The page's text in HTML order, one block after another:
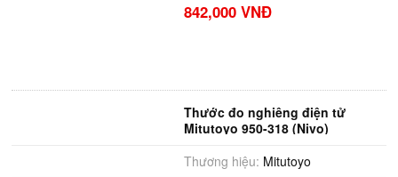
842,000 VNĐ
Thước đo nghiêng điện tử
Mitutoyo 950-318 (Nivo)
Thương hiệu: Mitutoyo